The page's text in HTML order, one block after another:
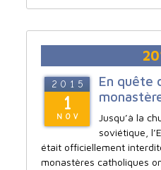
2015
1
NOV
En quête
Jusqu’à la
soviétique,
était officiellement
monastères catholiques